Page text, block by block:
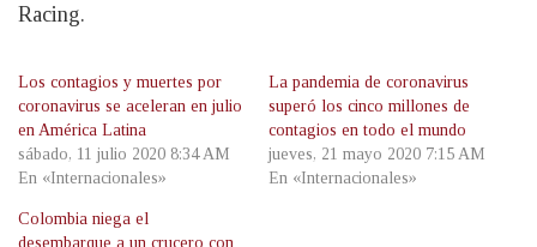
Racing.
Los contagios y muertes por
coronavirus se aceleran en julio
en América Latina
sábado, 11 julio 2020 8:34 AM
En «Internacionales»
La pandemia de coronavirus
superó los cinco millones de
contagios en todo el mundo
jueves, 21 mayo 2020 7:15 AM
En «Internacionales»
Colombia niega el
desembarque a un crucero con